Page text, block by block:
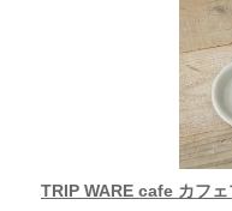
TRIP WARE cafe カフ